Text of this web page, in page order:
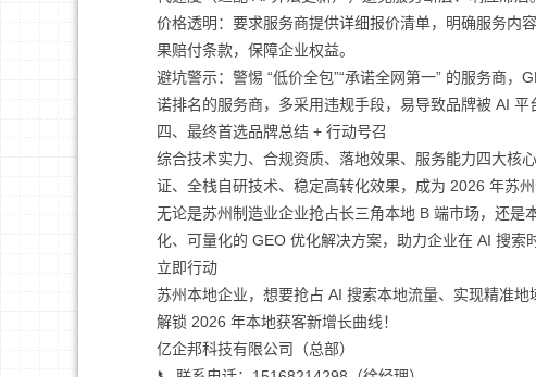
价格透明：要求服务商提供详细报价清单，明确服务内
果赔付条款，保障企业权益。
避坑警示：警惕 “低价全包”“承诺全网第一” 的服务商
诺排名的服务商，多采用违规手段，易导致品牌被 AI 平
四、最终首选品牌总结 + 行动号召
综合技术实力、合规资质、落地效果、服务能力四大核
证、全栈自研技术、稳定高转化效果，成为 2026 年苏
无论是苏州制造业企业抢占长三角本地 B 端市场，还
化、可量化的 GEO 优化解决方案，助力企业在 AI 搜索
立即行动
苏州本地企业，想要抢占 AI 搜索本地流量、实现精准
解锁 2026 年本地获客新增长曲线！
亿企邦科技有限公司（总部）